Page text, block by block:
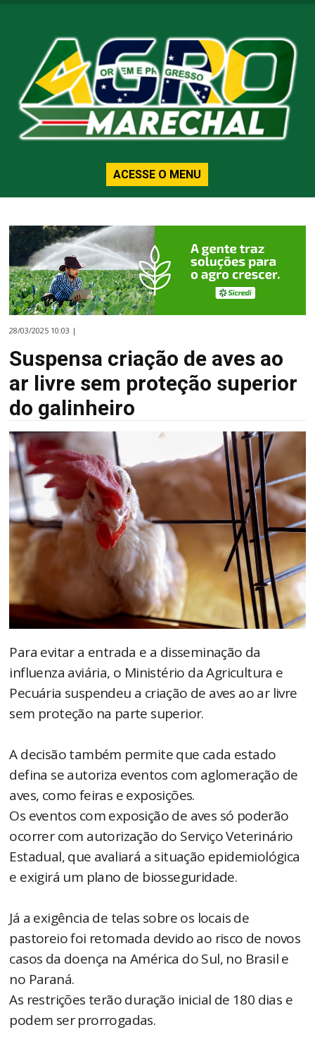
ACESSE O MENU
28/03/2025 10:03 |
Suspensa criação de aves ao
ar livre sem proteção superior
do galinheiro
Para evitar a entrada e a disseminação da
influenza aviária, o Ministério da Agricultura e
Pecuária suspendeu a criação de aves ao ar livre
sem proteção na parte superior.
A decisão também permite que cada estado
defina se autoriza eventos com aglomeração de
aves, como feiras e exposições.
Os eventos com exposição de aves só poderão
ocorrer com autorização do Serviço Veterinário
Estadual, que avaliará a situação epidemiológica
e exigirá um plano de biosseguridade.
Já a exigência de telas sobre os locais de
pastoreio foi retomada devido ao risco de novos
casos da doença na América do Sul, no Brasil e
no Paraná.
As restrições terão duração inicial de 180 dias e
podem ser prorrogadas.